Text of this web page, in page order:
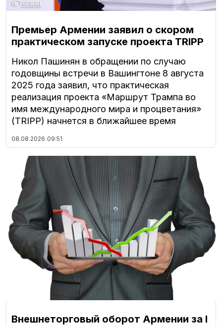
Премьер Армении заявил о скором
практическом запуске проекта TRIPP
Никол Пашинян в обращении по случаю
годовщины встречи в Вашингтоне 8 августа
2025 года заявил, что практическая
реализация проекта «Маршрут Трампа во
имя международного мира и процветания»
(TRIPP) начнется в ближайшее время
08.08.2026 09:51
Внешнеторговый оборот Армении за I